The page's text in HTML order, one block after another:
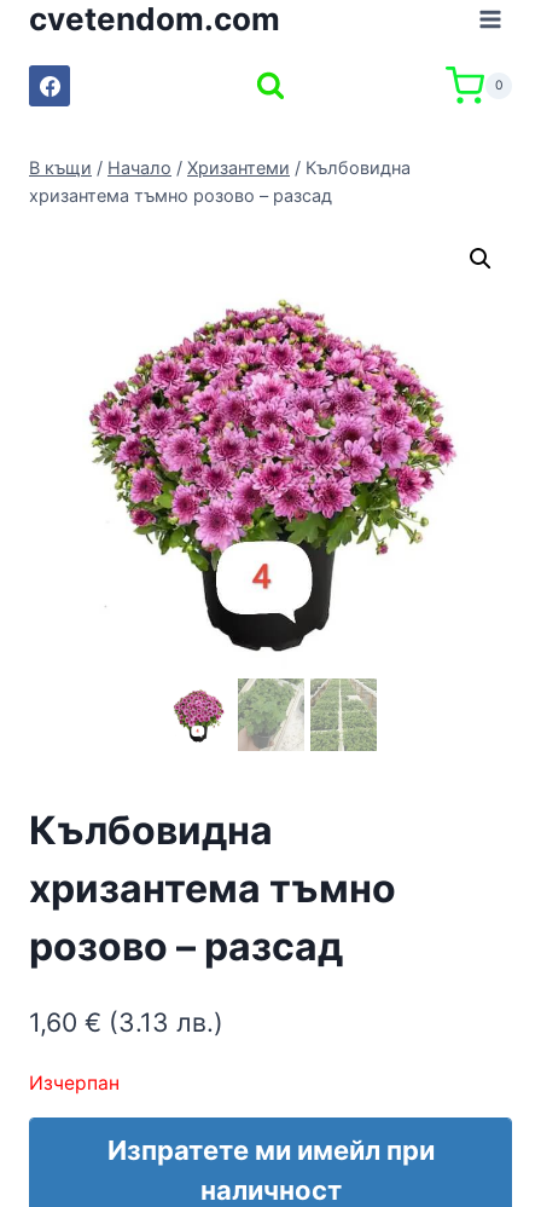
Къмcvetendom.com
0
В къщи / Начало / Хризантеми / Кълбовидна
хризантема тъмно розово – разсад
Кълбовидна
хризантема тъмно
розово – разсад
1,60 € (3.13 лв.)
Изчерпан
Изпратете ми имейл при
наличност